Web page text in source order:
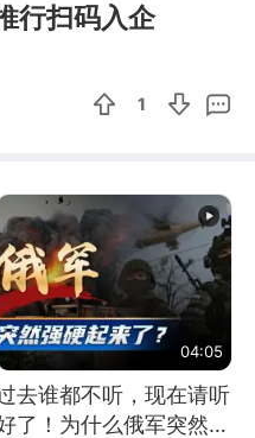
行扫码入企
1
04:05
去谁都不听，现在请听
了！为什么俄军突然强